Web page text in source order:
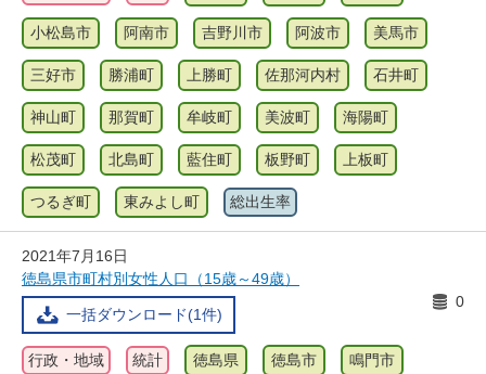
小松島市 阿南市 吉野川市 阿波市 美馬市
三好市 勝浦町 上勝町 佐那河内村 石井町
神山町 那賀町 牟岐町 美波町 海陽町
松茂町 北島町 藍住町 板野町 上板町
つるぎ町 東みよし町 総出生率
2021年7月16日
徳島県市町村別女性人口（15歳～49歳）
一括ダウンロード(1件)
0
行政・地域 統計 徳島県 徳島市 鳴門市